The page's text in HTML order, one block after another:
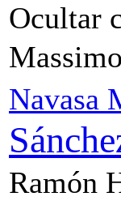
Ocultar
Navasa
Ramón